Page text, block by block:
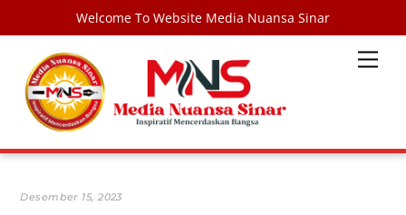
Welcome To Website Media Nuansa Sinar
content
Desember 15, 2023